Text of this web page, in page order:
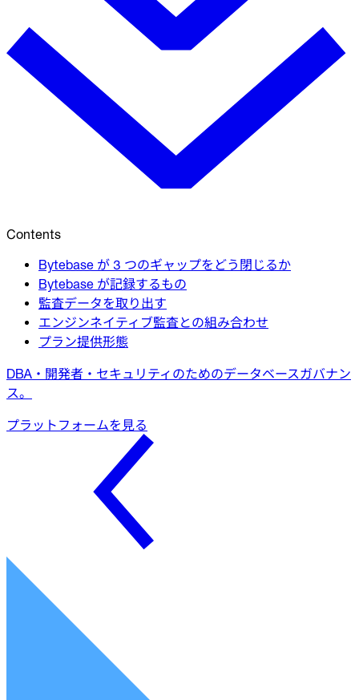
Contents
Bytebase が 3 つのギャップをどう閉じるか
Bytebase が記録するもの
監査データを取り出す
エンジンネイティブ監査との組み合わせ
プラン提供形態
DBA・開発者・セキュリティのためのデータベースガバナン
ス。
プラットフォームを見る